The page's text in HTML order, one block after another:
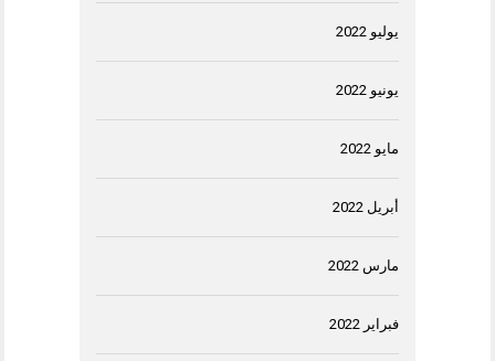
يوليو 2022
يونيو 2022
مايو 2022
أبريل 2022
مارس 2022
فبراير 2022